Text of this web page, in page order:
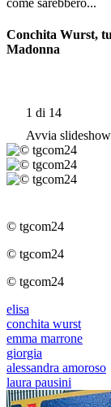
come sarebbero...
Conchita Wurst,
Madonna
1 di 14
Avvia slideshow
© tgcom24
© tgcom24
© tgcom24
elisa
conchita wurst
emma marrone
giorgia
alessandra amoroso
laura pausini